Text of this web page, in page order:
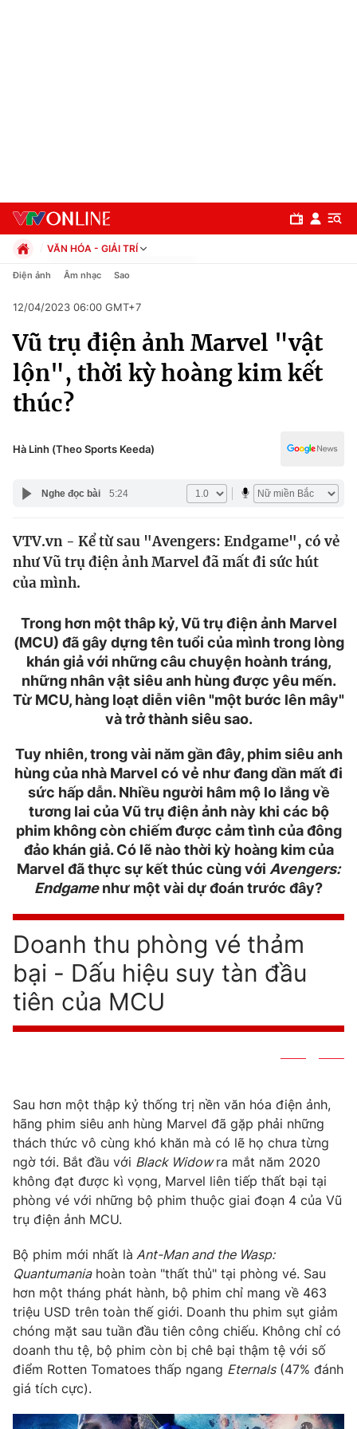
Chuyên mục
Chính trị
Xã hội
Pháp luật
Y tế
Thế giới
Tin tức
Câu chuyện quốc tế
Kinh tế
Tài chính
Thị trường
Góc doanh nghiệp
Dữ liệu và đời sống
Truyền hình
Hậu trường
Nhân vật
Khán giả
Giải sao mai
Điện ảnh
Âm nhạc
Sao
Đời sống
Du lịch
Làm đẹp
Chất lượng cuộc sống
Giáo dục
Tuyển sinh
Học trực tuyến
Công nghệ
Sản phẩm
Thị trường
Tư vấn
Giao lưu trực tuyến
Lịch phát sóng
Photo Infographic
Video Shorts video
VTV Money VTV Thể thao
Thị trường 24h Tấm lòng Việt
VTV4 Vươn mình bằng AI
VTV9 VTV8
Liên hệ tòa soạn English
VĂN HÓA - GIẢI TRÍ
Chính trị
Pháp luật
Kinh tế
Thể thao
Truyền hình
Văn hóa - Giải trí
Công nghệ
Điện ảnh Âm nhạc Sao
12/04/2023 06:00 GMT+7
Vũ trụ điện ảnh Marvel "vật
lộn", thời kỳ hoàng kim kết
thúc?
Hà Linh (Theo Sports Keeda)
Nghe đọc bài 5:24
VTV.vn - Kể từ sau "Avengers: Endgame", có vẻ
như Vũ trụ điện ảnh Marvel đã mất đi sức hút
của mình.
Trong hơn một thâp kỷ, Vũ trụ điện ảnh Marvel
(MCU) đã gây dựng tên tuổi của mình trong lòng
khán giả với những câu chuyện hoành tráng,
những nhân vật siêu anh hùng được yêu mến.
Từ MCU, hàng loạt diễn viên "một bước lên mây"
và trở thành siêu sao.
Tuy nhiên, trong vài năm gần đây, phim siêu anh
hùng của nhà Marvel có vẻ như đang dần mất đi
sức hấp dẫn. Nhiều người hâm mộ lo lắng về
tương lai của Vũ trụ điện ảnh này khi các bộ
phim không còn chiếm được cảm tình của đông
đảo khán giả. Có lẽ nào thời kỳ hoàng kim của
Marvel đã thực sự kết thúc cùng với Avengers:
Endgamenhư một vài dự đoán trước đây?
Doanh thu phòng vé thảm
bại - Dấu hiệu suy tàn đầu
tiên của MCU
Sau hơn một thập kỷ thống trị nền văn hóa điện ảnh,
hãng phim siêu anh hùng Marvel đã gặp phải những
thách thức vô cùng khó khăn mà có lẽ họ chưa từng
ngờ tới. Bắt đầu với Black Widowra mắt năm 2020
không đạt được kì vọng, Marvel liên tiếp thất bại tại
phòng vé với những bộ phim thuộc giai đoạn 4 của Vũ
trụ điện ảnh MCU.
Bộ phim mới nhất là Ant-Man and the Wasp:
Quantumaniahoàn toàn "thất thủ" tại phòng vé. Sau
hơn một tháng phát hành, bộ phim chỉ mang về 463
triệu USD trên toàn thế giới. Doanh thu phim sụt giảm
chóng mặt sau tuần đầu tiên công chiếu. Không chỉ có
doanh thu tệ, bộ phim còn bị chê bại thậm tệ với số
điểm Rotten Tomatoes thấp ngang Eternals(47% đánh
giá tích cực).